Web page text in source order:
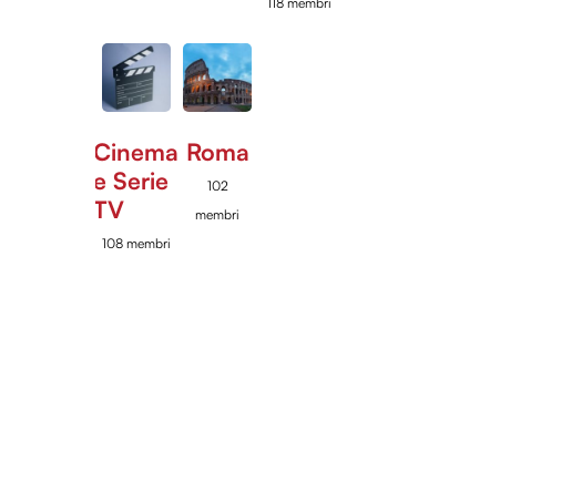
Cinema
e Serie
TV
108 membri
Roma
102
membri